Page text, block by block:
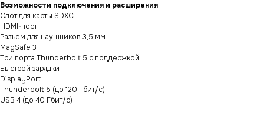
Возможности подключения и расширения
Слот для карты SDXC
HDMI-порт
Разъем для наушников 3,5 мм
MagSafe 3
Три порта Thunderbolt 5 с поддержкой:
Быстрой зарядки
DisplayPort
Thunderbolt 5 (до 120 Гбит/с)
USB 4 (до 40 Гбит/с)